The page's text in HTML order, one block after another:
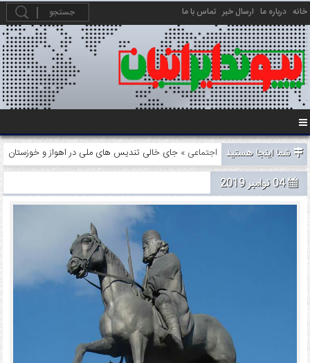
خانه درباره ما ارسال خبر تماس با ما
شما اینجا هستید اجتماعی » جای خالی تندیس های ملی در اهواز و خوزستان
04 نوامبر 2019